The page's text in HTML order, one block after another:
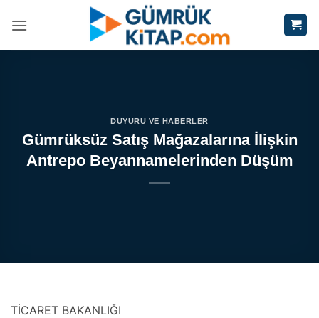
atla
DUYURU VE HABERLER
Gümrüksüz Satış Mağazalarına İlişkin
Antrepo Beyannamelerinden Düşüm
TİCARET BAKANLIĞI